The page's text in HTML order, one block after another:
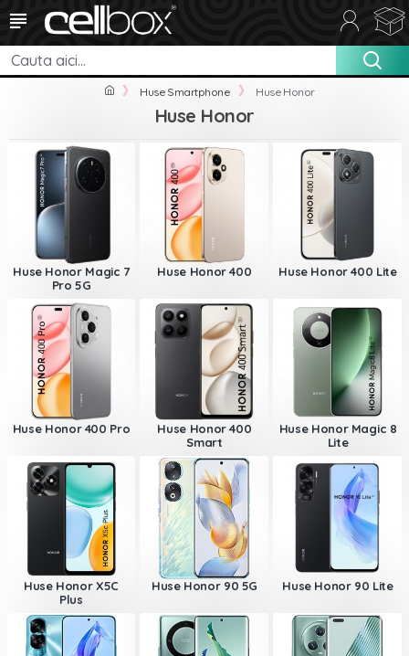
Huse Smartphone Huse Honor
Huse Honor
Huse Honor Magic 7
Pro 5G
Huse Honor 400 Huse Honor 400 Lite
Huse Honor 400 Pro
Huse Honor 400
Smart
Huse Honor Magic 8
Lite
Huse Honor X5C
Plus
Huse Honor 90 5G Huse Honor 90 Lite